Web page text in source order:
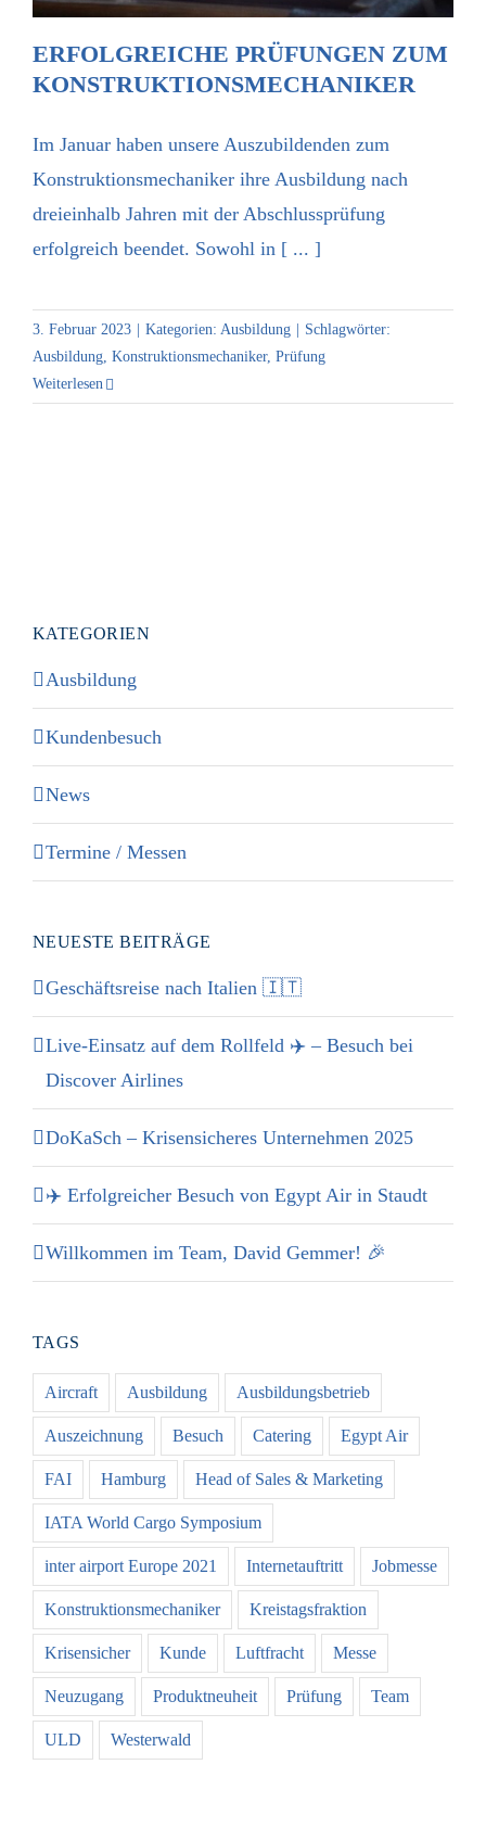
ERFOLGREICHE PRÜFUNGEN ZUM
KONSTRUKTIONS­MECHANIKER
Im Januar haben unsere Auszubildenden zum
Konstruktionsmechaniker ihre Ausbildung nach
dreieinhalb Jahren mit der Abschlussprüfung
erfolgreich beendet. Sowohl in [ ... ]
3. Februar 2023 Kategorien: Ausbildung
Schlagwörter:
Ausbildung, Konstruktionsmechaniker, Prüfung
Weiterlesen
KATEGORIEN
Ausbildung
Kundenbesuch
News
Termine / Messen
NEUESTE BEITRÄGE
Geschäftsreise nach Italien 🇮🇹
Live-Einsatz auf dem Rollfeld ✈️ – Besuch bei
Discover Airlines
DoKaSch – Krisensicheres Unternehmen 2025
✈️ Erfolgreicher Besuch von Egypt Air in Staudt
Willkommen im Team, David Gemmer! 🎉
TAGS
Aircraft Ausbildung Ausbildungsbetrieb
Auszeichnung Besuch Catering Egypt Air
FAI Hamburg Head of Sales & Marketing
IATA World Cargo Symposium
inter airport Europe 2021 Internetauftritt Jobmesse
Konstruktionsmechaniker Kreistagsfraktion
Krisensicher Kunde Luftfracht Messe
Neuzugang Produktneuheit Prüfung Team
ULD Westerwald